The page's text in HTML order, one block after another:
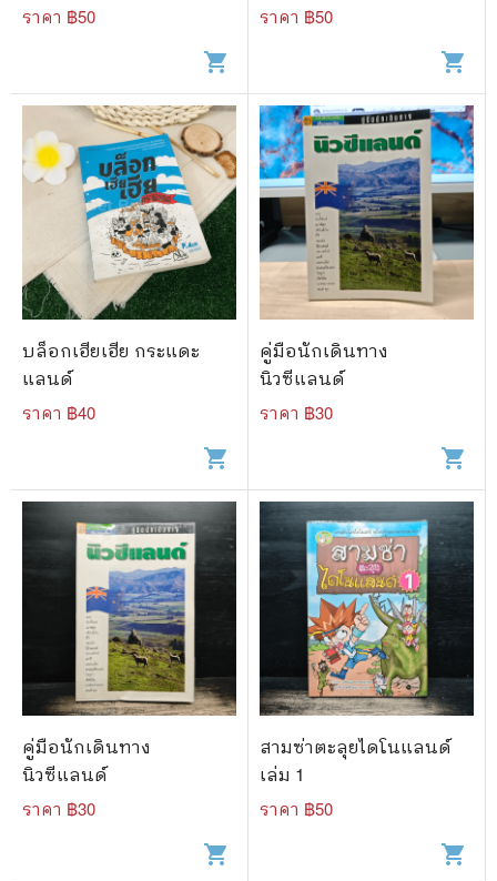
ราคา ฿50
shopping_cart
ราคา ฿50
shopping_cart
บล็อกเฮียเฮีย กระแดะ
แลนด์
ราคา ฿40
shopping_cart
คู่มือนักเดินทาง
นิวซีแลนด์
ราคา ฿30
shopping_cart
คู่มือนักเดินทาง
นิวซีแลนด์
ราคา ฿30
shopping_cart
สามซ่าตะลุยไดโนแลนด์
เล่ม 1
ราคา ฿50
shopping_cart